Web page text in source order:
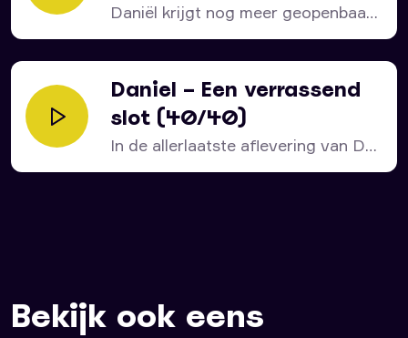
Daniël krijgt nog meer geopenbaard
over wat er in...
Daniel – Een verrassend
slot (40/40)
In de allerlaatste aflevering van De
tijd van het...
Bekijk ook eens